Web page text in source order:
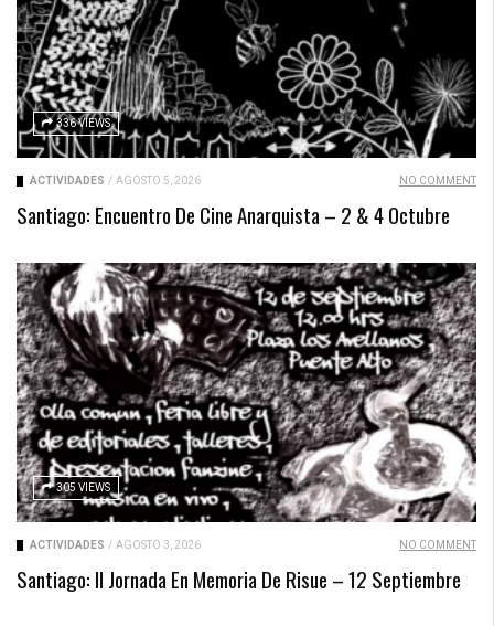
336 VIEWS
ACTIVIDADES / AGOSTO 5, 2026 NO COMMENT
Santiago: Encuentro De Cine Anarquista – 2 & 4 Octubre
305 VIEWS
ACTIVIDADES / AGOSTO 3, 2026 NO COMMENT
Santiago: II Jornada En Memoria De Risue – 12 Septiembre